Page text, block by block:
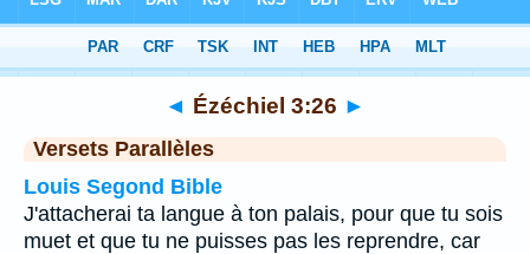
Chapitre 3 > Verset 26
◄ Ézéchiel 3:26 ►
Versets Parallèles
Louis Segond Bible
J'attacherai ta langue à ton palais, pour que tu sois
muet et que tu ne puisses pas les reprendre, car